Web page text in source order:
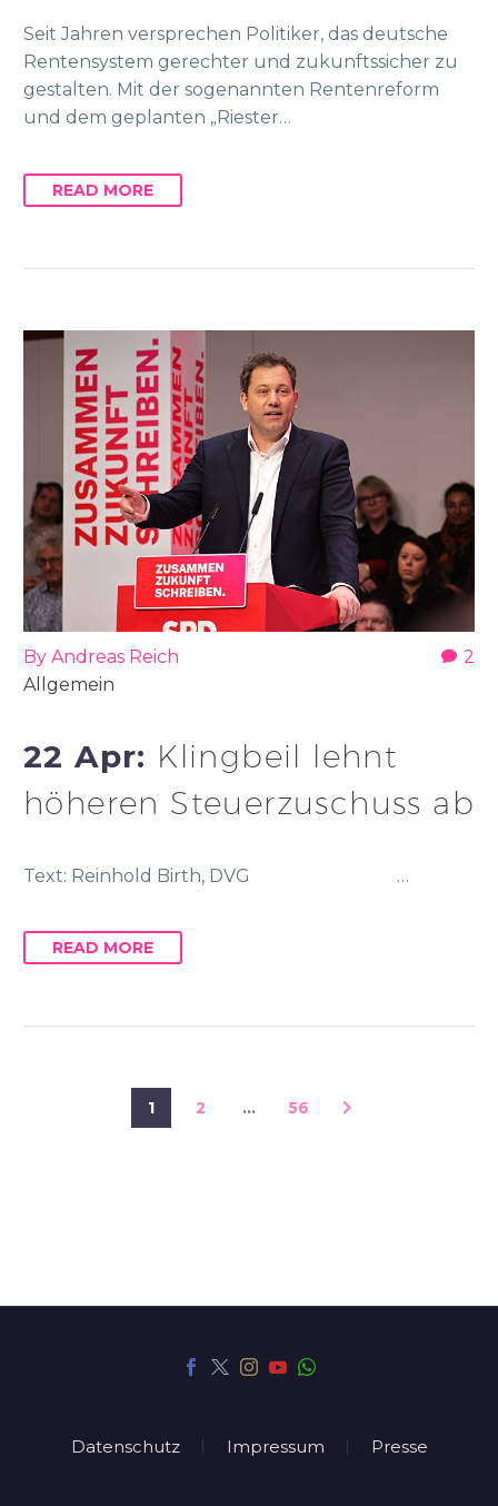
Seit Jahren versprechen Politiker, das deutsche
Rentensystem gerechter und zukunftssicher zu
gestalten. Mit der sogenannten Rentenreform
und dem geplanten „Riester…
READ MORE
2
By Andreas Reich
Allgemein
22 Apr: Klingbeil lehnt
höheren Steuerzuschuss ab
Text: Reinhold Birth, DVG …
READ MORE
1 2 … 56
Datenschutz Impressum Presse